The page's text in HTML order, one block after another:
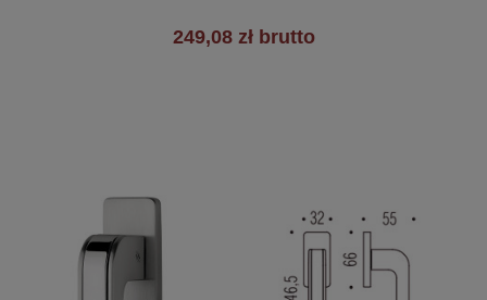
249,08 zł brutto